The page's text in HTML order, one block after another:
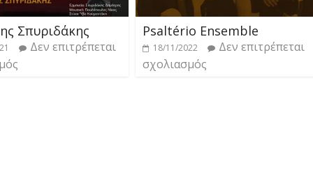
Σπυριδάκης
Δεν επιτρέπεται
Psaltério Ensemble
18/11/2022
Δεν επιτρέπεται
σχολιασμός